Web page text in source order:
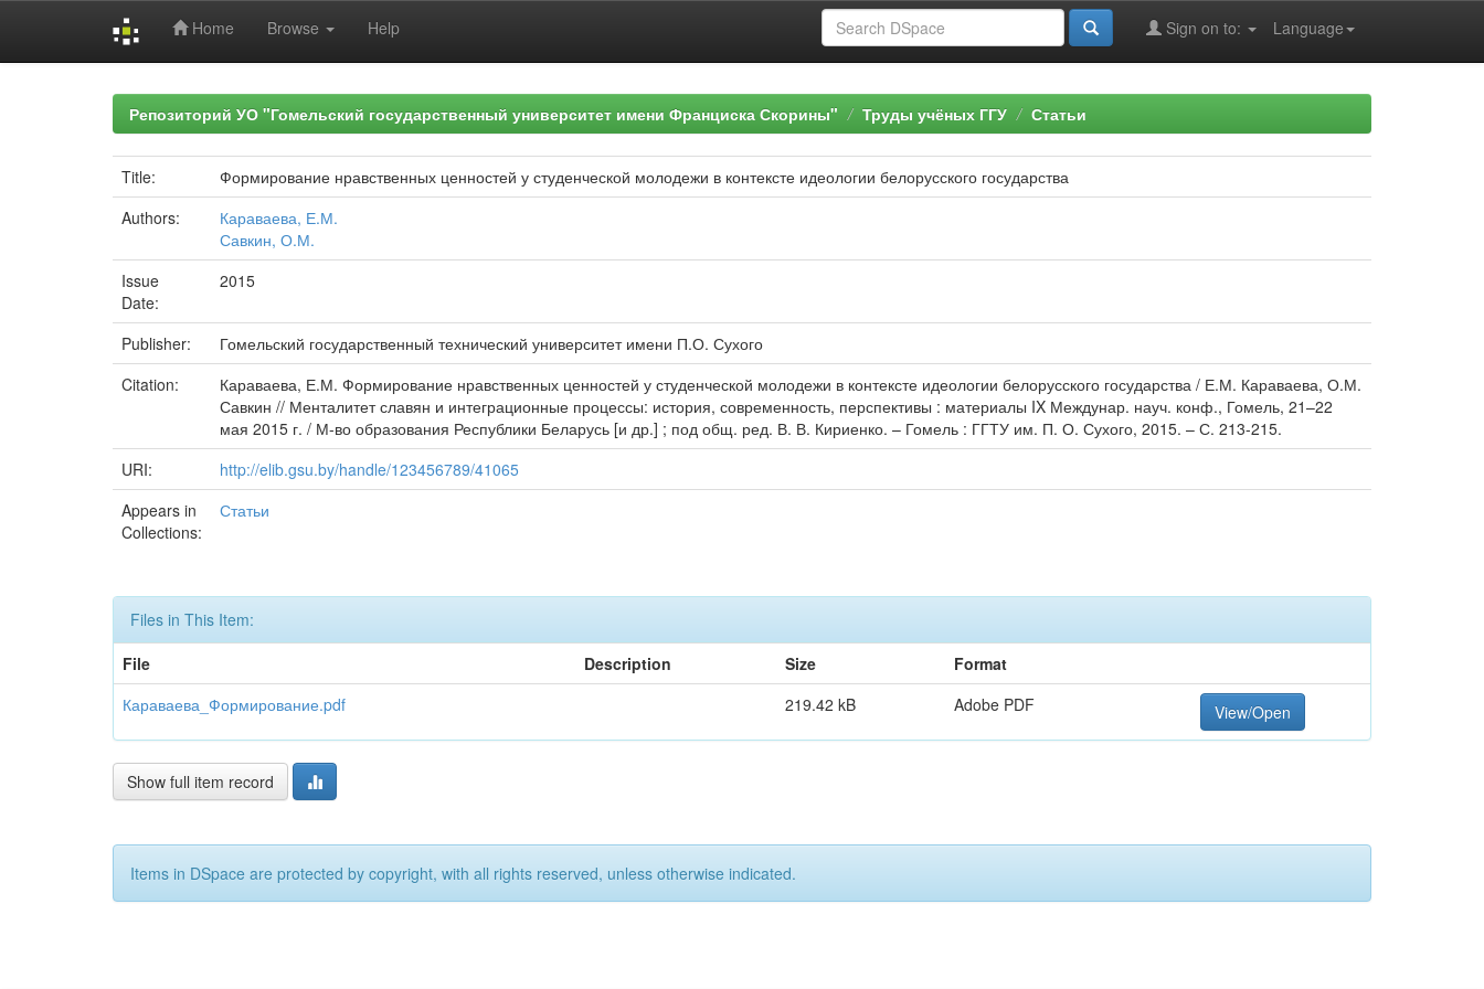
Home Browse Help Language
Sign on to:
Репозиторий УО "Гомельский государственный университет имени Франциска Скорины" Труды учёных ГГУ Статьи
Title:
Формирование нравственных ценностей у студенческой молодежи в контексте идеологии белорусского государства
Authors:
Караваева, Е.М.
Савкин, О.М.
Issue
Date:
2015
Publisher:
Гомельский государственный технический университет имени П.О. Сухого
Citation:
Караваева, Е.М. Формирование нравственных ценностей у студенческой молодежи в контексте идеологии белорусского государства / Е.М. Караваева, О.М.
Савкин // Менталитет славян и интеграционные процессы: история, современность, перспективы : материалы IX Междунар. науч. конф., Гомель, 21–22
мая 2015 г. / М-во образования Республики Беларусь [и др.] ; под общ. ред. В. В. Кириенко. – Гомель : ГГТУ им. П. О. Сухого, 2015. – С. 213-215.
URI:
http://elib.gsu.by/handle/123456789/41065
Appears in
Collections:
Статьи
Files in This Item:
File
Description Size
Format
Караваева_Формирование.pdf
219.42 kB Adobe PDF View/Open
Show full item record
Items in DSpace are protected by copyright, with all rights reserved, unless otherwise indicated.